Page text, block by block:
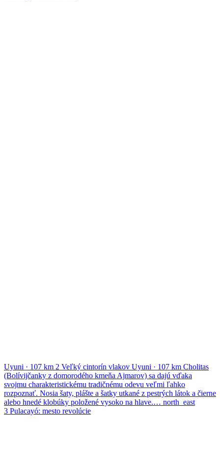
Uyuni · 107 km 2 Veľký cintorín vlakov Uyuni · 107 km Cholitas
(Bolívijčanky z domorodého kmeňa Ajmarov) sa dajú vďaka
svojmu charakteristickému tradičnému odevu veľmi ľahko
rozpoznať. Nosia šaty, plášte a šatky utkané z pestrých látok a čierne
alebo hnedé klobúky položené vysoko na hlave.… north_east
3 Pulacayó: mesto revolúcie